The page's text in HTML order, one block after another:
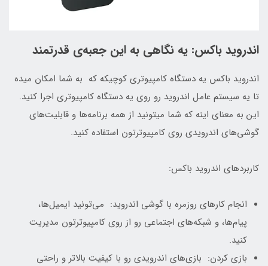
اندروید باکس: یه نگاهی به این جعبه‌ی قدرتمند
اندروید باکس یه دستگاه کامپیوتری کوچیکه که به شما امکان میده
تا یه سیستم عامل اندروید رو روی یه دستگاه کامپیوتری اجرا کنید.
این به معنای اینه که شما میتونید از همه برنامه‌ها و قابلیت‌های
گوشی‌های اندرویدی روی کامپیوترتون استفاده کنید.
کاربردهای اندروید باکس:
انجام کارهای روزمره با گوشی اندروید: می‌تونید ایمیل‌ها،
پیام‌ها، و شبکه‌های اجتماعی رو از روی کامپیوترتون مدیریت
کنید.
بازی کردن: بازی‌های اندرویدی رو با کیفیت بالاتر و راحتی